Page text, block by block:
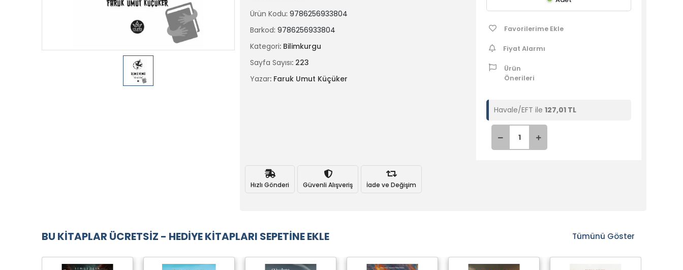
farklı bir hayat vizyonu edinmene vesile olabilir.
Faruk Umut Küçüker, Birinci Döngü “Arayış” ve İkinci Döngü “Uyanış”
eserleriyle okuyucularının ruhlarına ışık tutarak, içsel ve dışsal
yolculuklarında kendi benlik ve toplumsal bilinçlerini anlama ve
Üçüncü Döngü “Anlayış” eseriyle ruhlarındaki ışığın varoluşsal
derinliklerine nüfuz edilmesi noktasında okuyucularının çıktıkları bu
yolda birer ışığa evrilmelerini sağlamıştır.
Ürün Kodu: 9786256933804
Barkod: 9786256933804
Kategori: Bilimkurgu
Sayfa Sayısı: 223
Yazar: Faruk Umut Küçüker
Favorilerime Ekle
Fiyat Alarmı
Ürün
Önerileri
Havale/EFT ile 127,01 TL
Hızlı Gönderi Güvenli Alışveriş İade ve Değişim
BU KİTAPLAR ÜCRETSİZ - HEDİYE KİTAPLARI SEPETİNE EKLE Tümünü Göster